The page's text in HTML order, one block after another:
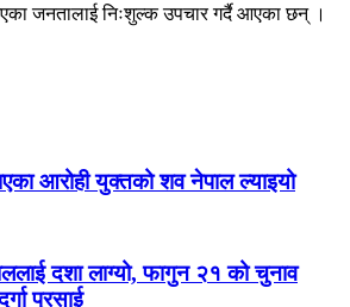
जनतालाई निःशुल्क उपचार गर्दै आएका छन् ।
आरोही युक्तको शव नेपाल ल्याइयो
दशा लाग्यो, फागुन २१ को चुनाव
प्रसाई